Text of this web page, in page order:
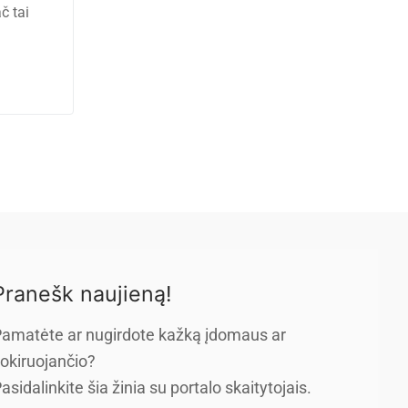
tai
naujieną!
ar nugirdote kažką įdomaus ar
šia žinia su portalo skaitytojais.